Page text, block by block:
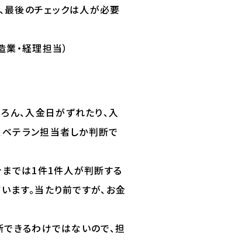
最後のチェックは人が必要
・経理担当）
、入金日がずれたり、入
テラン担当者しか判断で
までは1件1件人が判断する
す。当たり前ですが、お金
きるわけではないので、担